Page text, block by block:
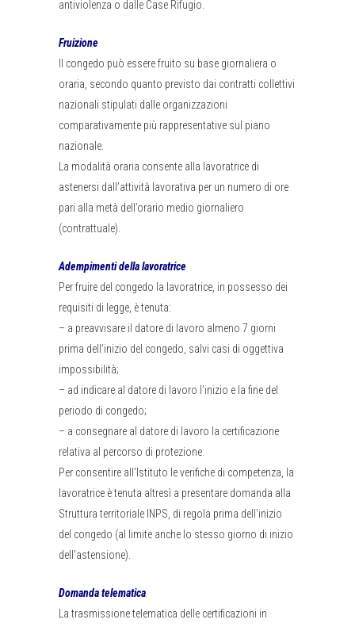
antiviolenza o dalle Case Rifugio.
Fruizione
Il congedo può essere fruito su base giornaliera o
oraria, secondo quanto previsto dai contratti collettivi
nazionali stipulati dalle organizzazioni
comparativamente più rappresentative sul piano
nazionale.
La modalità oraria consente alla lavoratrice di
astenersi dall’attività lavorativa per un numero di ore
pari alla metà dell’orario medio giornaliero
(contrattuale).
Adempimenti della lavoratrice
Per fruire del congedo la lavoratrice, in possesso dei
requisiti di legge, è tenuta:
– a preavvisare il datore di lavoro almeno 7 giorni
prima dell’inizio del congedo, salvi casi di oggettiva
impossibilità;
– ad indicare al datore di lavoro l’inizio e la fine del
periodo di congedo;
– a consegnare al datore di lavoro la certificazione
relativa al percorso di protezione.
Per consentire all’Istituto le verifiche di competenza, la
lavoratrice è tenuta altresì a presentare domanda alla
Struttura territoriale INPS, di regola prima dell’inizio
del congedo (al limite anche lo stesso giorno di inizio
dell’astensione).
Domanda telematica
La trasmissione telematica delle certificazioni in